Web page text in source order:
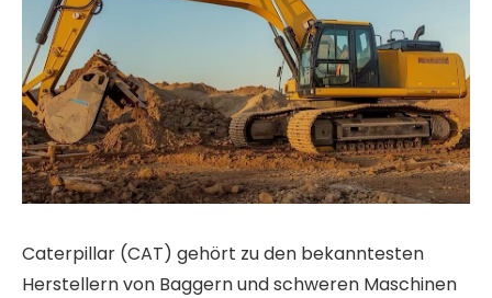
Caterpillar (CAT) gehört zu den bekanntesten
Herstellern von Baggern und schweren Maschinen